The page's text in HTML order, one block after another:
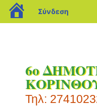
6ο
Τηλ:
blogs.sch.gr
Σύνδεση